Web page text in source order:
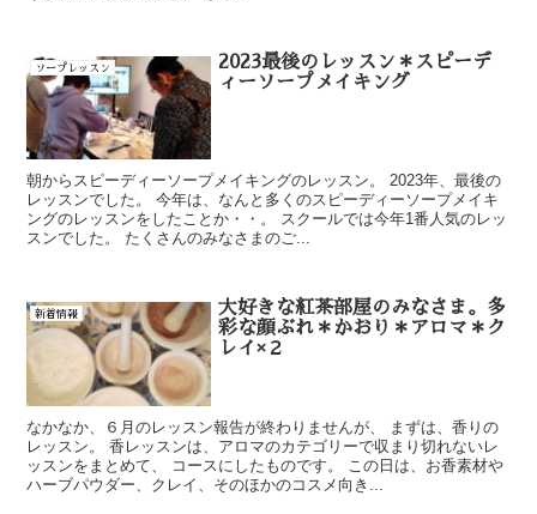
ソープレッスン
2023最後のレッスン＊スピーデ
ィーソープメイキング
朝からスピーディーソープメイキングのレッスン。 2023年、最後の
レッスンでした。 今年は、なんと多くのスピーディーソープメイキ
ングのレッスンをしたことか・・。 スクールでは今年1番人気のレッ
スンでした。 たくさんのみなさまのご...
新着情報
大好きな紅茶部屋のみなさま。多
彩な顔ぶれ＊かおり＊アロマ＊ク
レイ×２
なかなか、６月のレッスン報告が終わりませんが、 まずは、香りの
レッスン。 香レッスンは、アロマのカテゴリーで収まり切れないレ
ッスンをまとめて、 コースにしたものです。 この日は、お香素材や
ハーブパウダー、クレイ、そのほかのコスメ向き...